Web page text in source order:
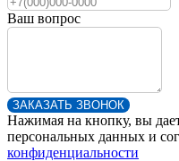
Ваш вопрос
ЗАКАЗАТЬ ЗВОНОК
Нажимая на кнопку, вы
персональных данных и
конфиденциальности